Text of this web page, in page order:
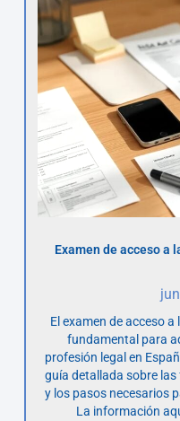
Examen de acceso a
El examen de acceso
fundamental para
profesión legal en
guía detallada sobre las
y los pasos necesarios
La información